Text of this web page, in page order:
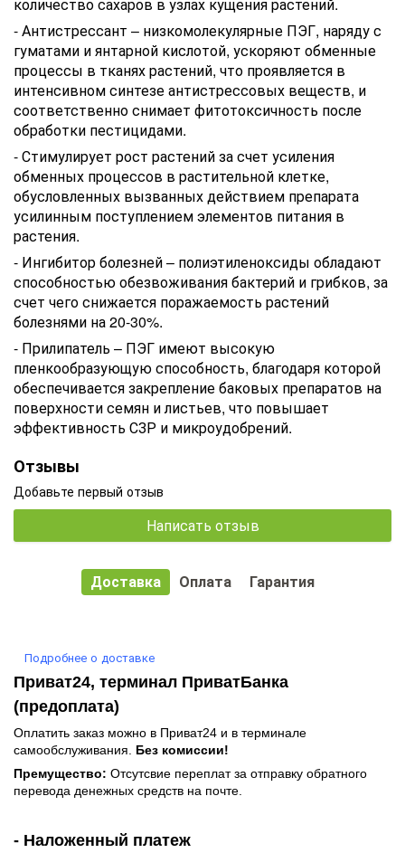
количество сахаров в узлах кущения растений.
- Антистрессант – низкомолекулярные ПЭГ, наряду с
гуматами и янтарной кислотой, ускоряют обменные
процессы в тканях растений, что проявляется в
интенсивном синтезе антистрессовых веществ, и
соответственно снимает фитотоксичность после
обработки пестицидами.
- Стимулирует рост растений за счет усиления
обменных процессов в растительной клетке,
обусловленных вызванных действием препарата
усилинным поступлением элементов питания в
растения.
- Ингибитор болезней – полиэтиленоксиды обладают
способностью обезвоживания бактерий и грибков, за
счет чего снижается поражаемость растений
болезнями на 20-30%.
- Прилипатель – ПЭГ имеют высокую
пленкообразующую способность, благодаря которой
обеспечивается закрепление баковых препаратов на
поверхности семян и листьев, что повышает
эффективность СЗР и микроудобрений.
Отзывы
Добавьте первый отзыв
Написать отзыв
Доставка Оплата Гарантия
Подробнее о доставке
Приват24, терминал ПриватБанка
(предоплата)
Оплатить заказ можно в Приват24 и в терминале
самообслуживания. Без комиссии!
Премущество: Отсутсвие переплат за отправку обратного
перевода денежных средств на почте.
- Наложенный платеж